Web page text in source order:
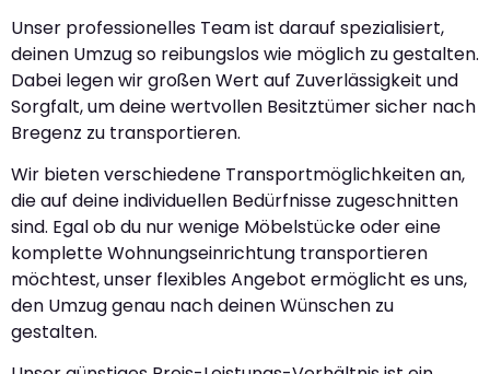
Unser professionelles Team ist darauf spezialisiert,
deinen Umzug so reibungslos wie möglich zu gestalten.
Dabei legen wir großen Wert auf Zuverlässigkeit und
Sorgfalt, um deine wertvollen Besitztümer sicher nach
Bregenz zu transportieren.
Wir bieten verschiedene Transportmöglichkeiten an,
die auf deine individuellen Bedürfnisse zugeschnitten
sind. Egal ob du nur wenige Möbelstücke oder eine
komplette Wohnungseinrichtung transportieren
möchtest, unser flexibles Angebot ermöglicht es uns,
den Umzug genau nach deinen Wünschen zu
gestalten.